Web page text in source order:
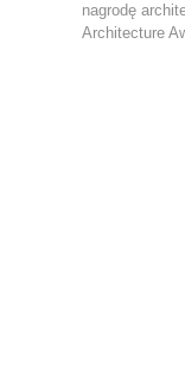
nagrodę
Architecture